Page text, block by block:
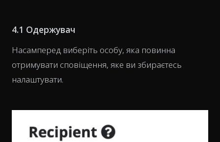
4.1 Одержувач
Насамперед виберіть особу, яка повинна
отримувати сповіщення, яке ви збираєтесь
налаштувати.